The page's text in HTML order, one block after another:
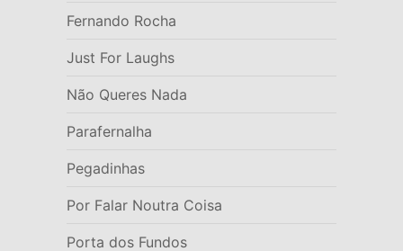
Fernando Rocha
Just For Laughs
Não Queres Nada
Parafernalha
Pegadinhas
Por Falar Noutra Coisa
Porta dos Fundos